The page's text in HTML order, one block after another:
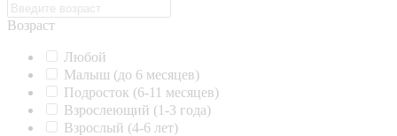
Возраст
Любой
Малыш (до 6 месяцев)
Подросток (6-11 месяцев)
Взрослеющий (1-3 года)
Взрослый (4-6 лет)